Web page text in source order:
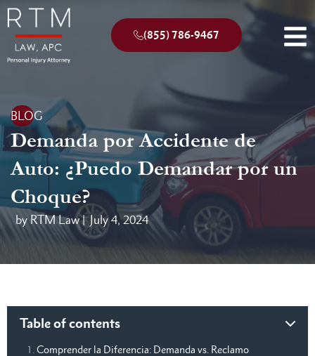
(855) 786-9467
BLOG
Demanda por Accidente de
Auto: ¿Puedo Demandar por un
Choque?
by RTM Law | July 4, 2024
Table of contents
Comprender la Diferencia: Demanda vs. Reclamo